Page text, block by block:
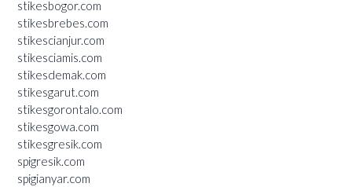
stikesbogor.com
stikesbrebes.com
stikescianjur.com
stikesciamis.com
stikesdemak.com
stikesgarut.com
stikesgorontalo.com
stikesgowa.com
stikesgresik.com
spigresik.com
spigianyar.com